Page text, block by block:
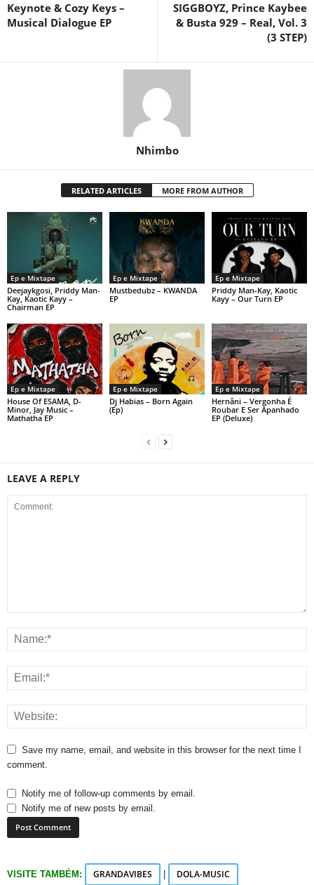
Keynote & Cozy Keys –
Musical Dialogue EP
SIGGBOYZ, Prince Kaybee
& Busta 929 – Real, Vol. 3
(3 STEP)
Nhimbo
RELATED ARTICLES MORE FROM AUTHOR
Ep e Mixtape
Deejaykgosi, Priddy Man-
Kay, Kaotic Kayy –
Chairman EP
Ep e Mixtape
Mustbedubz – KWANDA
EP
Ep e Mixtape
Priddy Man-Kay, Kaotic
Kayy – Our Turn EP
Ep e Mixtape
House Of ESAMA, D-
Minor, Jay Music –
Mathatha EP
Ep e Mixtape
Dj Habias – Born Again
(Ep)
Ep e Mixtape
Hernâni – Vergonha É
Roubar E Ser Apanhado
EP (Deluxe)
LEAVE A REPLY
Save my name, email, and website in this browser for the next time I
comment.
Notify me of follow-up comments by email.
Notify me of new posts by email.
VISITE TAMBÉM: GRANDAVIBES DOLA-MUSIC